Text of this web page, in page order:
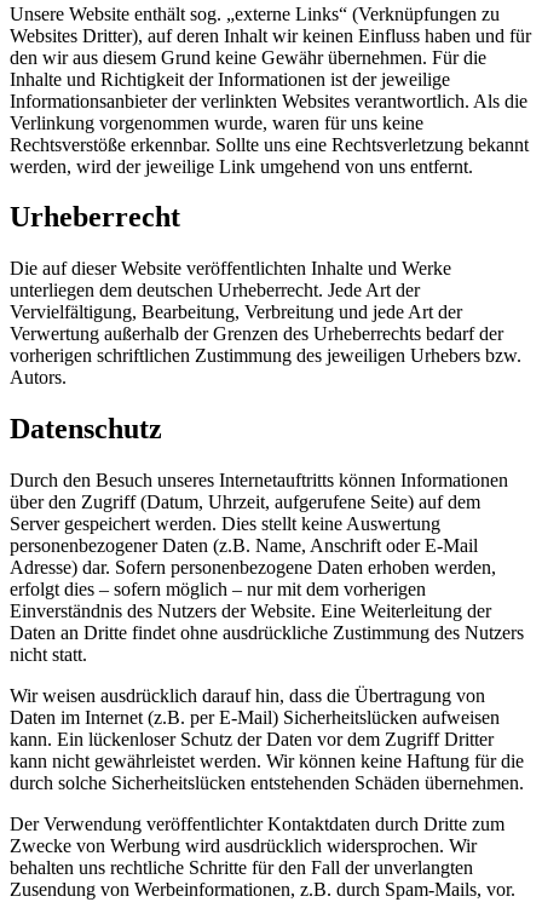
Unsere Website enthält sog. „externe Links“ (Verknüpfungen zu
Websites Dritter), auf deren Inhalt wir keinen Einfluss haben und für
den wir aus diesem Grund keine Gewähr übernehmen. Für die
Inhalte und Richtigkeit der Informationen ist der jeweilige
Informationsanbieter der verlinkten Websites verantwortlich. Als die
Verlinkung vorgenommen wurde, waren für uns keine
Rechtsverstöße erkennbar. Sollte uns eine Rechtsverletzung bekannt
werden, wird der jeweilige Link umgehend von uns entfernt.
Urheberrecht
Die auf dieser Website veröffentlichten Inhalte und Werke
unterliegen dem deutschen Urheberrecht. Jede Art der
Vervielfältigung, Bearbeitung, Verbreitung und jede Art der
Verwertung außerhalb der Grenzen des Urheberrechts bedarf der
vorherigen schriftlichen Zustimmung des jeweiligen Urhebers bzw.
Autors.
Datenschutz
Durch den Besuch unseres Internetauftritts können Informationen
über den Zugriff (Datum, Uhrzeit, aufgerufene Seite) auf dem
Server gespeichert werden. Dies stellt keine Auswertung
personenbezogener Daten (z.B. Name, Anschrift oder E-Mail
Adresse) dar. Sofern personenbezogene Daten erhoben werden,
erfolgt dies – sofern möglich – nur mit dem vorherigen
Einverständnis des Nutzers der Website. Eine Weiterleitung der
Daten an Dritte findet ohne ausdrückliche Zustimmung des Nutzers
nicht statt.
Wir weisen ausdrücklich darauf hin, dass die Übertragung von
Daten im Internet (z.B. per E-Mail) Sicherheitslücken aufweisen
kann. Ein lückenloser Schutz der Daten vor dem Zugriff Dritter
kann nicht gewährleistet werden. Wir können keine Haftung für die
durch solche Sicherheitslücken entstehenden Schäden übernehmen.
Der Verwendung veröffentlichter Kontaktdaten durch Dritte zum
Zwecke von Werbung wird ausdrücklich widersprochen. Wir
behalten uns rechtliche Schritte für den Fall der unverlangten
Zusendung von Werbeinformationen, z.B. durch Spam-Mails, vor.